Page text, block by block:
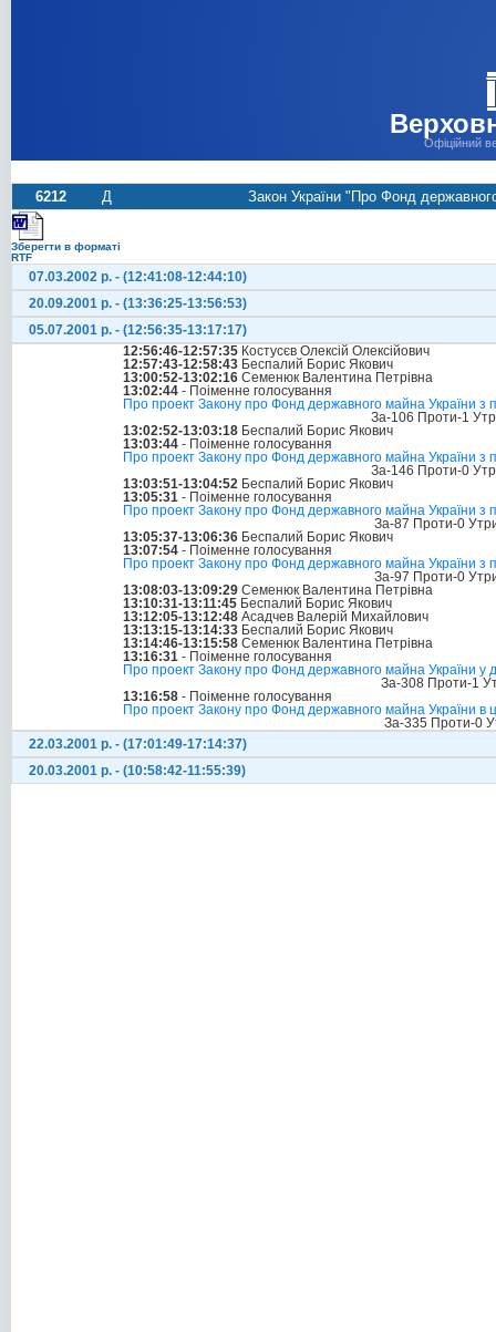
Офіційний
6212 Д Закон України "Про Фонд
Зберегти в форматі
RTF
07.03.2002 р. - (12:41:08-12:44:10)
20.09.2001 р. - (13:36:25-13:56:53)
05.07.2001 р. - (12:56:35-13:17:17)
12:56:46-12:57:35 Костусєв Олексій Олексійович
12:57:43-12:58:43 Беспалий Борис Якович
13:00:52-13:02:16 Семенюк Валентина Петрівна
13:02:44 - Поіменне голосування
Про проект Закону про Фонд державного майна України
За-106 Проти-1
13:02:52-13:03:18 Беспалий Борис Якович
13:03:44 - Поіменне голосування
Про проект Закону про Фонд державного майна України
За-146 Проти-0
13:03:51-13:04:52 Беспалий Борис Якович
13:05:31 - Поіменне голосування
Про проект Закону про Фонд державного майна України
За-87 Проти-0
13:05:37-13:06:36 Беспалий Борис Якович
13:07:54 - Поіменне голосування
Про проект Закону про Фонд державного майна України
За-97 Проти-0
13:08:03-13:09:29 Семенюк Валентина Петрівна
13:10:31-13:11:45 Беспалий Борис Якович
13:12:05-13:12:48 Асадчев Валерій Михайлович
13:13:15-13:14:33 Беспалий Борис Якович
13:14:46-13:15:58 Семенюк Валентина Петрівна
13:16:31 - Поіменне голосування
Про проект Закону про Фонд державного майна України у
За-308 Проти-1
13:16:58 - Поіменне голосування
Про проект Закону про Фонд державного майна України в
За-335 Проти-0
22.03.2001 р. - (17:01:49-17:14:37)
20.03.2001 р. - (10:58:42-11:55:39)